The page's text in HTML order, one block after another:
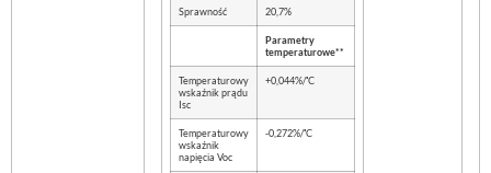
Sprawność 20,7%
Parametry
temperaturowe**
Temperaturowy
wskaźnik prądu
Isc
+0,044%/◦C
Temperaturowy
wskaźnik
napięcia Voc
-0,272%/◦C